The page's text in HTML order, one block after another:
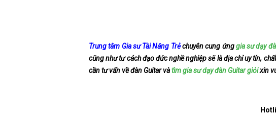
Trung tâm Gia sư Tài Năng Trẻchuyên cung ứnggia sư dạy
cũng như tư cách đạo đức nghề nghiệp sẽ là địa chỉ uy tín,
cần tư vấn về đàn Guitar vàtìm gia sư dạy đàn Guitar giỏixin